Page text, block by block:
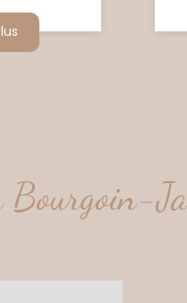
Bourgoin-